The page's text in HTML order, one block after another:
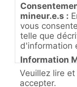
mineur.e.s :
vous
telle que
d'information
Information
d'informer
condition
Veuillez lire
accepter.